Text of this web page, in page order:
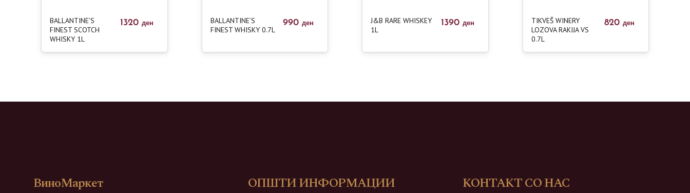
BALLANTINE’S
FINEST SCOTCH
WHISKY 1L
1320 ден
BALLANTINE’S
FINEST WHISKY 0.7L
990 ден
J&B RARE WHISKEY
1L
1390 ден
TIKVEŠ WINERY
LOZOVA RAKIJA VS
0.7L
820 ден
ВиноМаркет ОПШТИ ИНФОРМАЦИИ КОНТАКТ СО НАС